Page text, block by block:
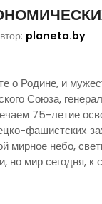
planeta.by
о Родине, и
Союза,
75-летие
фашистских
мирное небо,
но мир сегодня, к